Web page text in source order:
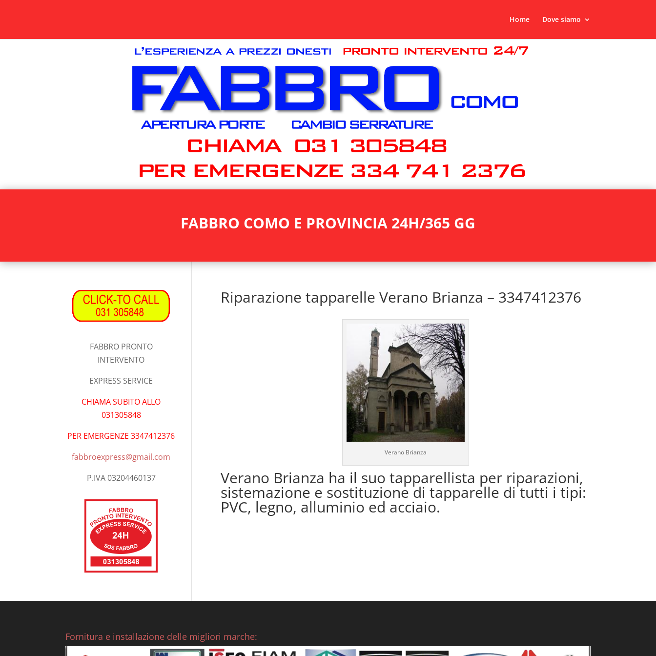
Home Dove siamo
FABBRO COMO E PROVINCIA 24H/365 GG
Riparazione tapparelle Verano Brianza – 3347412376
Verano Brianza
Verano Brianza ha il suo tapparellista per riparazioni,
sistemazione e sostituzione di tapparelle di tutti i tipi:
PVC, legno, alluminio ed acciaio.
FABBRO PRONTO
INTERVENTO
EXPRESS SERVICE
CHIAMA SUBITO ALLO
031305848
PER EMERGENZE 3347412376
fabbroexpress@gmail.com
P.IVA 03204460137
Fornitura e installazione delle migliori marche: